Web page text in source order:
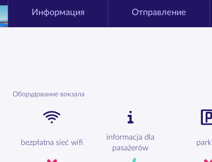
Информация Отправление
Оборудование вокзала
bezpłatna sieć wifi
informacja dla
pasażerów